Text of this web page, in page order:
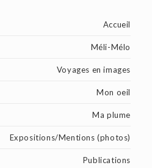
Accueil
Méli-Mélo
Voyages en images
Mon oeil
Ma plume
Expositions/Mentions (photos)
Publications